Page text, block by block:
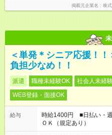
掲載元企業名 株
＜単発＊シニア応援！
負担少なめ！！
派遣 職種未経験OK 社会人未経
WEB登録・面接OK
給与
時給1400円 ■日払い・
ＯＫ（規定あり）